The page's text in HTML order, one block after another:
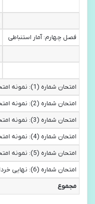
فصل چهارم: آمار استنباطی
امتحان شماره (1): نمونه امتحان نیم سال اول (تالیفی)
امتحان شماره (2): نمونه امتحان نیم سال اول (تالیفی)
امتحان شماره (3): نمونه امتحان نیم سال دوم (تالیفی)
امتحان شماره (4): نمونه امتحان نیم سال دوم (تالیفی)
امتحان شماره (5): نمونه امتحان نیم سال دوم (تالیفی)
امتحان شماره (6): نهایی خرداد 1403
مجموع